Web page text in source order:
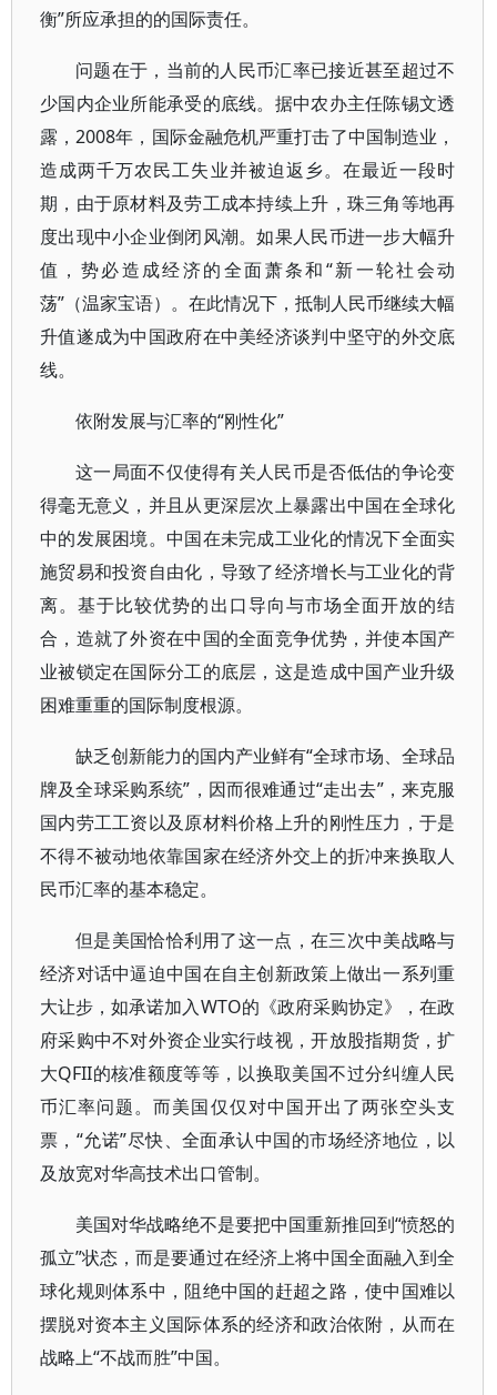
衡”所应承担的的国际责任。
问题在于，当前的人民币汇率已接近甚至超过不
少国内企业所能承受的底线。据中农办主任陈锡文透
露，2008年，国际金融危机严重打击了中国制造业，
造成两千万农民工失业并被迫返乡。在最近一段时
期，由于原材料及劳工成本持续上升，珠三角等地再
度出现中小企业倒闭风潮。如果人民币进一步大幅升
值，势必造成经济的全面萧条和“新一轮社会动
荡”（温家宝语）。在此情况下，抵制人民币继续大幅
升值遂成为中国政府在中美经济谈判中坚守的外交底
线。
依附发展与汇率的“刚性化”
这一局面不仅使得有关人民币是否低估的争论变
得毫无意义，并且从更深层次上暴露出中国在全球化
中的发展困境。中国在未完成工业化的情况下全面实
施贸易和投资自由化，导致了经济增长与工业化的背
离。基于比较优势的出口导向与市场全面开放的结
合，造就了外资在中国的全面竞争优势，并使本国产
业被锁定在国际分工的底层，这是造成中国产业升级
困难重重的国际制度根源。
缺乏创新能力的国内产业鲜有“全球市场、全球品
牌及全球采购系统”，因而很难通过“走出去”，来克服
国内劳工工资以及原材料价格上升的刚性压力，于是
不得不被动地依靠国家在经济外交上的折冲来换取人
民币汇率的基本稳定。
但是美国恰恰利用了这一点，在三次中美战略与
经济对话中逼迫中国在自主创新政策上做出一系列重
大让步，如承诺加入WTO的《政府采购协定》，在政
府采购中不对外资企业实行歧视，开放股指期货，扩
大QFII的核准额度等等，以换取美国不过分纠缠人民
币汇率问题。而美国仅仅对中国开出了两张空头支
票，“允诺”尽快、全面承认中国的市场经济地位，以
及放宽对华高技术出口管制。
美国对华战略绝不是要把中国重新推回到“愤怒的
孤立”状态，而是要通过在经济上将中国全面融入到全
球化规则体系中，阻绝中国的赶超之路，使中国难以
摆脱对资本主义国际体系的经济和政治依附，从而在
战略上“不战而胜”中国。